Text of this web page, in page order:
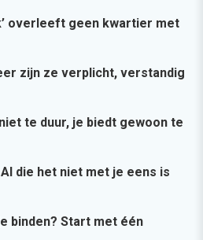
overleeft geen kwartier met
zijn ze verplicht, verstandig
te duur, je biedt gewoon te
die het niet met je eens is
binden? Start met één